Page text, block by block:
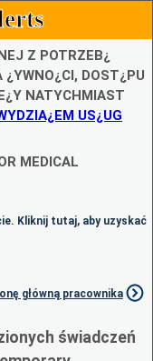
Z POTRZEB¿
DOST¿PU
NATYCHMIAST
US¿UG
MEDICAL
Kliknij tutaj, aby uzyskać
główną pracownika
świadczeń